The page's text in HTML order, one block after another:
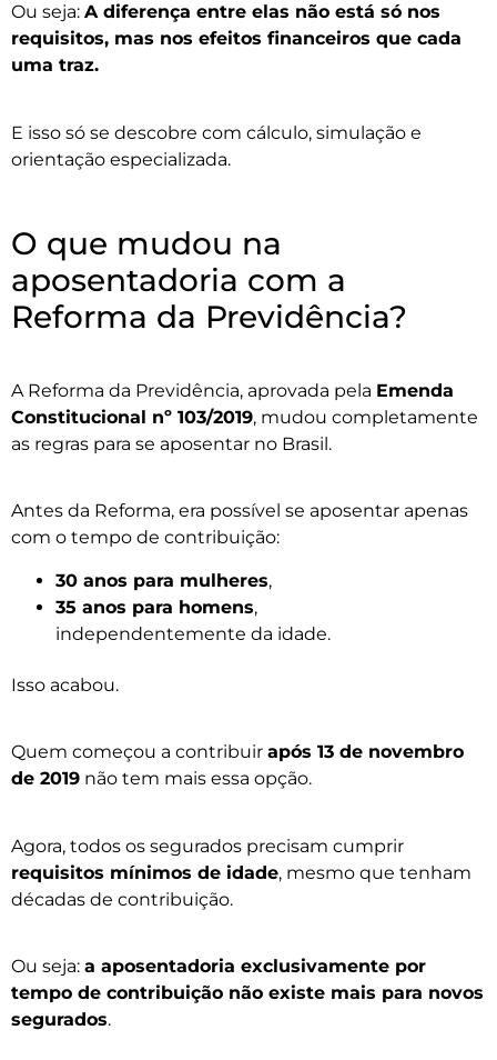
Ou seja: A diferença entre elas não está só nos
requisitos, mas nos efeitos financeiros que cada
uma traz.
E isso só se descobre com cálculo, simulação e
orientação especializada.
O que mudou na
aposentadoria com a
Reforma da Previdência?
A Reforma da Previdência, aprovada pela Emenda
Constitucional nº 103/2019, mudou completamente
as regras para se aposentar no Brasil.
Antes da Reforma, era possível se aposentar apenas
com o tempo de contribuição:
30 anos para mulheres,
35 anos para homens,
independentemente da idade.
Isso acabou.
Quem começou a contribuir após 13 de novembro
de 2019 não tem mais essa opção.
Agora, todos os segurados precisam cumprir
requisitos mínimos de idade, mesmo que tenham
décadas de contribuição.
Ou seja: a aposentadoria exclusivamente por
tempo de contribuição não existe mais para novos
segurados.